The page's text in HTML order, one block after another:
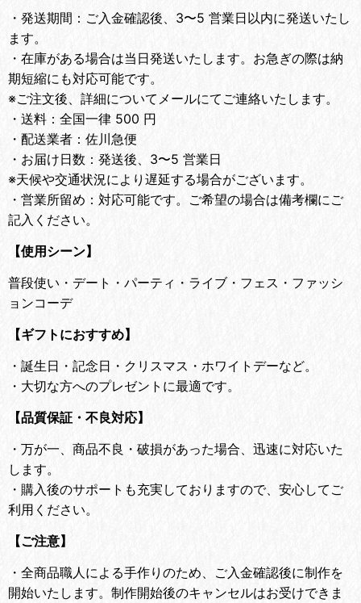
・ 発送期間：ご入金確認後、3〜5 営業日以内に発送いたし
ます。
・ 在庫がある場合は当日発送いたします。お急ぎの際は納
期短縮にも対応可能です。
※ご注文後、詳細についてメールにてご連絡いたします。
・ 送料：全国一律 500 円
・ 配送業者：佐川急便
・ お届け日数：発送後、3〜5 営業日
※天候や交通状況により遅延する場合がございます。
・ 営業所留め：対応可能です。ご希望の場合は備考欄にご
記入ください。
【使用シーン】
普段使い・デート・パーティ・ライブ・フェス・ファッシ
ョンコーデ
【ギフトにおすすめ】
・ 誕生日・記念日・クリスマス・ホワイトデーなど。
・ 大切な方へのプレゼントに最適です。
【品質保証・不良対応】
・ 万が一、商品不良・破損があった場合、迅速に対応いた
します。
・ 購入後のサポートも充実しておりますので、安心してご
利用ください。
【ご注意】
・全商品職人による手作りのため、ご入金確認後に制作を
開始いたします。 制作開始後のキャンセルはお受けできま